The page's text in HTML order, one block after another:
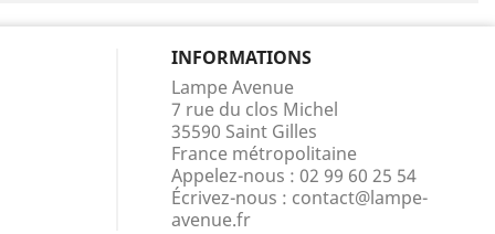
INFORMATIONS
Lampe Avenue
7 rue du clos Michel
35590 Saint Gilles
France métropolitaine
Appelez-nous : 02 99 60 25 54
Écrivez-nous : contact@lampe-
avenue.fr